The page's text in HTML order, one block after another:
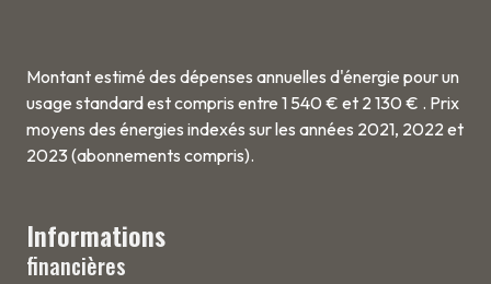
Montant estimé des dépenses annuelles d'énergie pour un
usage standard est compris entre 1 540 € et 2 130 € . Prix
moyens des énergies indexés sur les années 2021, 2022 et
2023 (abonnements compris).
Informations
financières